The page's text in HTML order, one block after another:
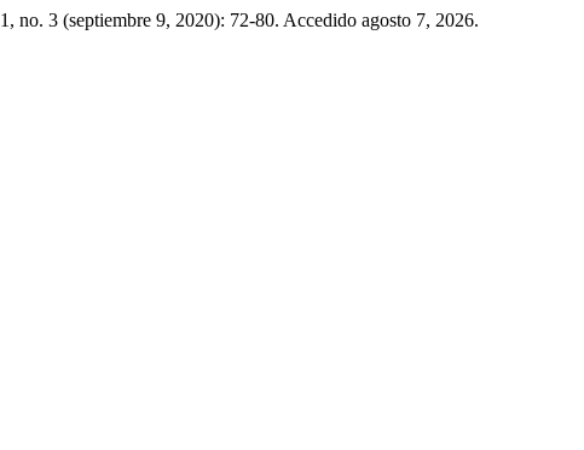
1, no. 3 (septiembre 9, 2020): 72-80. Accedido agosto 7, 2026.